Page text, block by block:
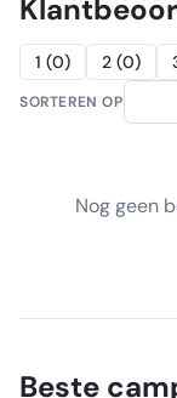
1 (0) 2 (0)
SORTEREN OP
Nog geen
Beste